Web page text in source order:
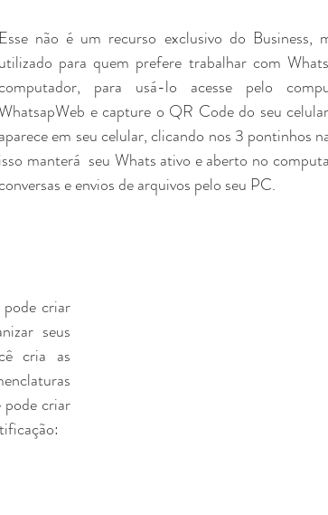
Esse não é um recurso exclusivo do Business,
utilizado para quem prefere trabalhar com
para usá-lo acesse pelo
e capture o QR Code do seu
aparece em seu celular, clicando nos 3 pontinhos
isso manterá  seu Whats ativo e aberto no
e envios de arquivos pelo seu PC.
pode criar
seus
cria as
pode criar